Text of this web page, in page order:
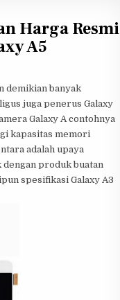
Harga Resmi
A5
demikian banyak
juga penerus Galaxy
Galaxy A contohnya
kapasitas memori
adalah upaya
produk buatan
spesifikasi Galaxy A3